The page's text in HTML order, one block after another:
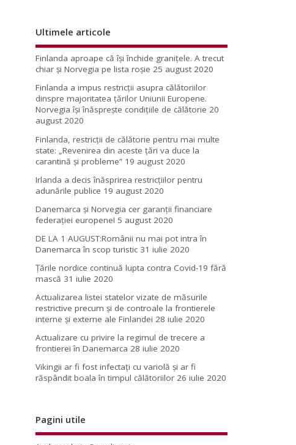
Ultimele articole
Finlanda aproape că își închide granițele. A trecut
chiar și Norvegia pe lista roșie 25 august 2020
Finlanda a impus restricţii asupra călătoriilor
dinspre majoritatea ţărilor Uniunii Europene.
Norvegia își înăsprește condițiile de călătorie 20
august 2020
Finlanda, restricţii de călătorie pentru mai multe
state: „Revenirea din aceste ţări va duce la
carantină şi probleme” 19 august 2020
Irlanda a decis înăsprirea restricțiilor pentru
adunările publice 19 august 2020
Danemarca și Norvegia cer garanții financiare
federației europene! 5 august 2020
DE LA 1 AUGUST:Românii nu mai pot intra în
Danemarca în scop turistic 31 iulie 2020
Țările nordice continuă lupta contra Covid-19 fără
mască 31 iulie 2020
Actualizarea listei statelor vizate de măsurile
restrictive precum și de controale la frontierele
interne și externe ale Finlandei 28 iulie 2020
Actualizare cu privire la regimul de trecere a
frontierei în Danemarca 28 iulie 2020
Vikingii ar fi fost infectaţi cu variolă şi ar fi
răspândit boala în timpul călătoriilor 26 iulie 2020
Pagini utile